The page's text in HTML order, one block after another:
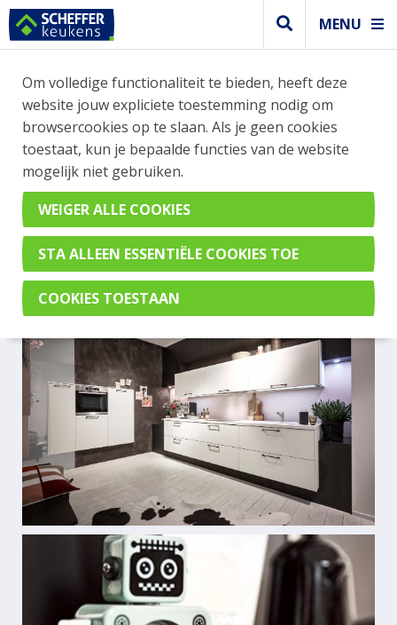
MENU
Modern keuken
MODERNE WITTE KEUKEN
MET INGEBOUWDE
WANDKASTEN
Porto Wit
Om volledige functionaliteit te bieden, heeft deze
website jouw expliciete toestemming nodig om
browsercookies op te slaan. Als je geen cookies
toestaat, kun je bepaalde functies van de website
mogelijk niet gebruiken.